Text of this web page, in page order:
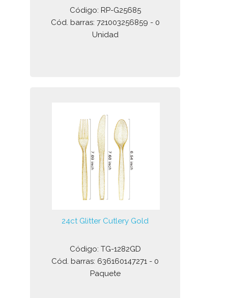
Código: RP-G25685
Cód. barras: 721003256859 - 0
Unidad
24ct Glitter Cutlery Gold
Código: TG-1282GD
Cód. barras: 636160147271 - 0
Paquete